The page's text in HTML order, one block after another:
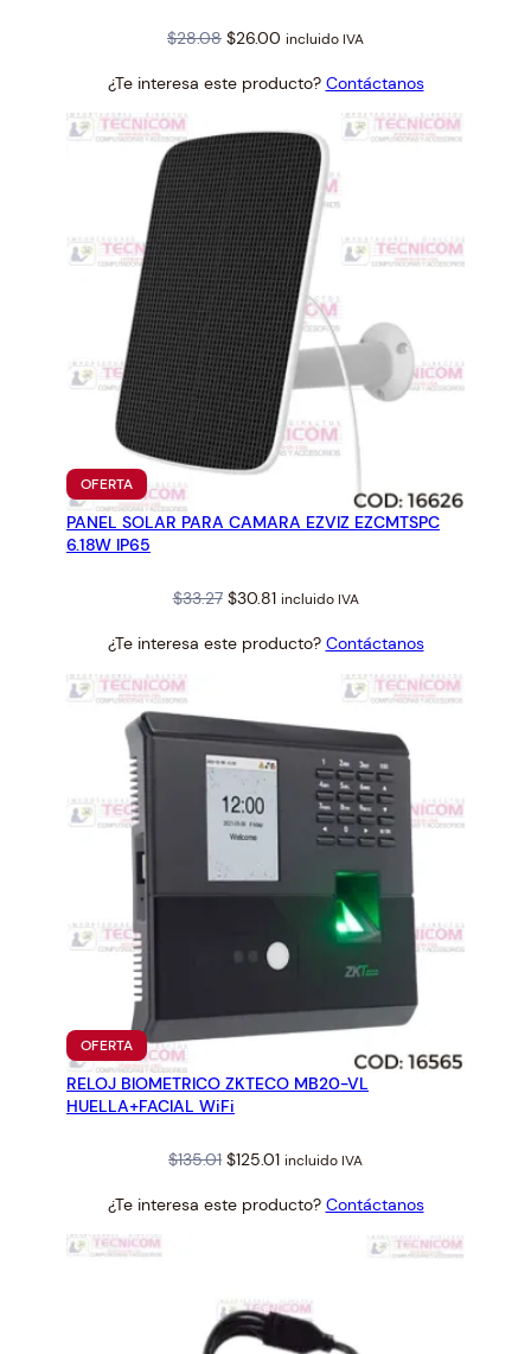
$28.08 Original
was:
$26.00 Current
is:
incluido IVA
¿Te interesa este producto? Contáctanos
OFERTAPRODUCTO
EN
OFERTA
PANEL SOLAR PARA CAMARA EZVIZ EZCMTSPC
6.18W IP65
$33.27 Original
was:
$30.81Current
is:
incluido IVA
¿Te interesa este producto? Contáctanos
OFERTAPRODUCTO
EN
OFERTA
RELOJ BIOMETRICO ZKTECO MB20-VL
HUELLA+FACIAL WiFi
$135.01 Original
was:
$125.01Current
is:
incluido IVA
¿Te interesa este producto? Contáctanos